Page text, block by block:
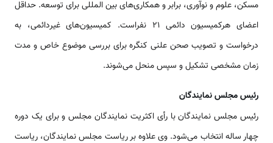
مسکن، علوم و نوآوری، برابر و همکاری‌های بین المللی برای توسعه. حداقل
اعضای هرکمیسیون دائمی 21 نفراست. کمیسیون‌های غیردائمی، به
درخواست و تصویب صحن علنی کنگره برای بررسی موضوع خاص و مدت
زمان مشخصی تشکیل و سپس منحل می‌شوند.
رئیس مجلس نمایندگان
رئیس مجلس نمایندگان با رأی اکثریت نمایندگان مجلس و برای یک دوره
چهار ساله انتخاب می‌شود. وی علاوه بر ریاست مجلس نمایندگان، ریاست